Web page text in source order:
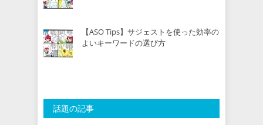
【ASO Tips】サジェストを使った効率の
よいキーワードの選び方
話題の記事